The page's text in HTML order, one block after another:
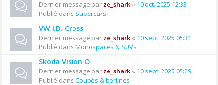
Dernier message par ze_shark« 10 oct. 2025 12:33
Publié dans Supercars
VW I.D. Cross
Dernier message par ze_shark« 10 sept. 2025 05:31
Publié dans Monospaces & SUVs
Skoda Vision O
Dernier message par ze_shark« 10 sept. 2025 05:29
Publié dans Coupés & berlines